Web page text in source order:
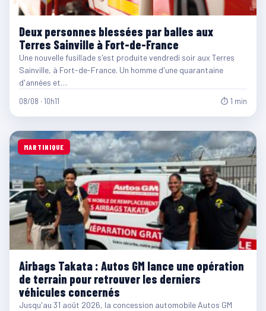
Deux personnes blessées par balles aux
Terres Sainville à Fort-de-France
Une nouvelle fusillade s'est produite vendredi soir aux Terres
Sainville, à Fort-de-France. Un homme d'une quarantaine
d'années et…
08/08 · 10h11 ⏱ 1 min
MARTINIQUE
Airbags Takata : Autos GM lance une opération
de terrain pour retrouver les derniers
véhicules concernés
Jusqu'au 31 août 2026, la concession automobile Autos GM